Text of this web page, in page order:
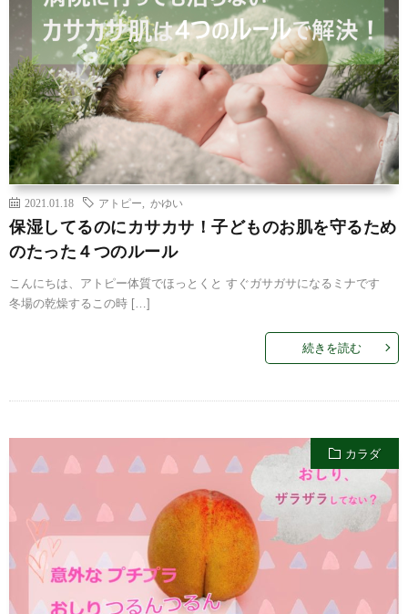
2021.01.18 アトピー ,かゆい
保湿してるのにカサカサ！子どものお肌を守るため
のたった４つのルール
こんにちは、アトピー体質でほっとくと すぐガサガサになるミナです
冬場の乾燥するこの時 […]
続きを読む
カラダ